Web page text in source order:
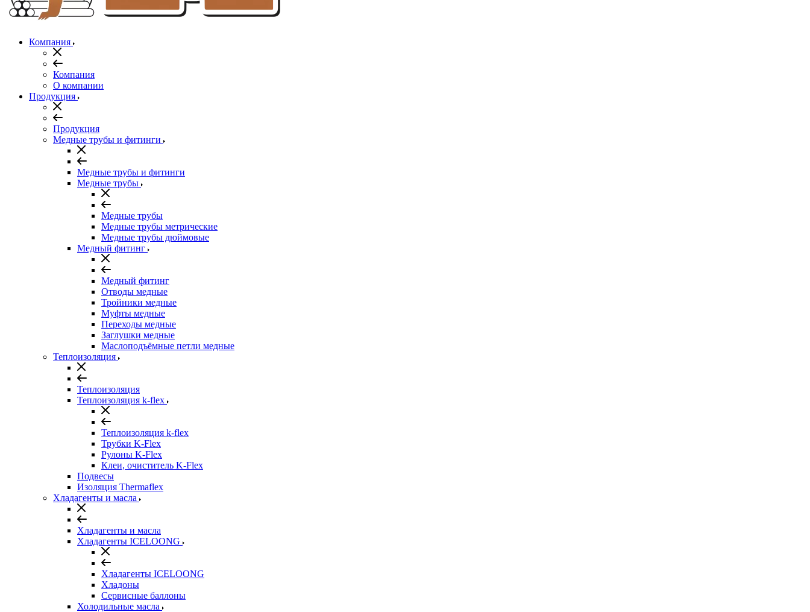
Компания
Компания
О компании
Продукция
Продукция
Медные трубы и фитинги
Медные трубы и фитинги
Медные трубы
Медные трубы
Медные трубы метрические
Медные трубы дюймовые
Медный фитинг
Медный фитинг
Отводы медные
Тройники медные
Муфты медные
Переходы медные
Заглушки медные
Маслоподъёмные петли медные
Теплоизоляция
Теплоизоляция
Теплоизоляция k-flex
Теплоизоляция k-flex
Трубки K-Flex
Рулоны K-Flex
Клеи, очиститель K-Flex
Подвесы
Изоляция Thermaflex
Хладагенты и масла
Хладагенты и масла
Хладагенты ICELOONG
Хладагенты ICELOONG
Хладоны
Сервисные баллоны
Холодильные масла